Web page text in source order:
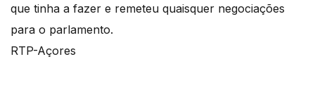
que tinha a fazer e remeteu quaisquer negociações
para o parlamento.
RTP-Açores